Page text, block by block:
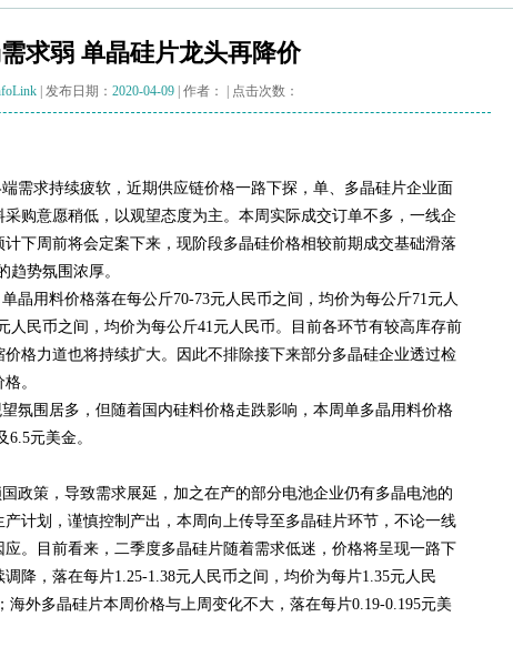
求弱 单晶硅片龙头再降价
| 发布日期： 2020-04-09 | 作者： | 点击次数：
需求持续疲软，近期供应链价格一路下探，单、多晶硅片企业面
购意愿稍低，以观望态度为主。本周实际成交订单不多，一线企
下周前将会定案下来，现阶段多晶硅价格相较前期成交基础滑落
趋势氛围浓厚。
晶用料价格落在每公斤70-73元人民币之间，均价为每公斤71元人
人民币之间，均价为每公斤41元人民币。目前各环节有较高库存前
格力道也将持续扩大。因此不排除接下来部分多晶硅企业透过检
。
氛围居多，但随着国内硅料价格走跌影响，本周单多晶用料价格
元美金。
政策，导致需求展延，加之在产的部分电池企业仍有多晶电池的
计划，谨慎控制产出，本周向上传导至多晶硅片环节，不论一线
。目前看来，二季度多晶硅片随着需求低迷，价格将呈现一路下
降，落在每片1.25-1.38元人民币之间，均价为每片1.35元人民
海外多晶硅片本周价格与上周变化不大，落在每片0.19-0.195元美